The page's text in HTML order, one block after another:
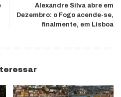
Alexandre Silva abre em
Dezembro: o Fogo acende-se,
finalmente, em Lisboa